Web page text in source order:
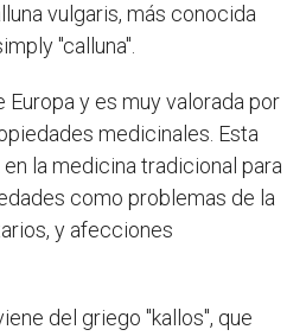
vulgaris, más conocida
"calluna".
Europa y es muy valorada por
medicinales. Esta
la medicina tradicional para
como problemas de la
y afecciones
del griego "kallos", que